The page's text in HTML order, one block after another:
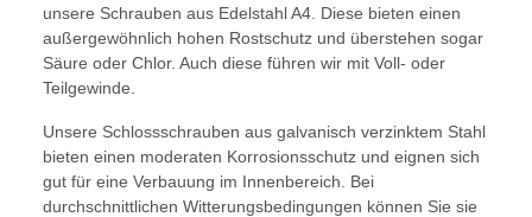
unsere Schrauben aus Edelstahl A4. Diese bieten einen
außergewöhnlich hohen Rostschutz und überstehen sogar
Säure oder Chlor. Auch diese führen wir mit Voll- oder
Teilgewinde.
Unsere Schlossschrauben aus galvanisch verzinktem Stahl
bieten einen moderaten Korrosionsschutz und eignen sich
gut für eine Verbauung im Innenbereich. Bei
durchschnittlichen Witterungsbedingungen können Sie sie